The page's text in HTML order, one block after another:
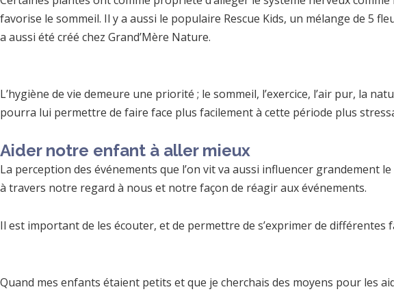
favorise le sommeil. Il y a aussi le populaire Rescue Kids, un mélange de 5
a aussi été créé chez Grand’Mère Nature.
L’hygiène de vie demeure une priorité ; le sommeil, l’exercice, l’air pur, la
pourra lui permettre de faire face plus facilement à cette période plus
Aider notre enfant à aller mieux
La perception des événements que l’on vit va aussi influencer grandement
à travers notre regard à nous et notre façon de réagir aux événements.
Il est important de les écouter, et de permettre de s’exprimer de différentes
Quand mes enfants étaient petits et que je cherchais des moyens pour les